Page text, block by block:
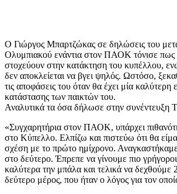
Ο Γιώργος Μπαρτζώκας σε δηλώσεις του
Ολυμπιακού ενάντια στον ΠΑΟΚ τόνισε πως
στοχεύουν στην κατάκτηση του κυπέλλου,
δεν αποκλείεται να βγει ψηλός. Ωστόσο,
τις αποφάσεις του όταν θα έχει μία καλύτερη
κατάστασης των παικτών του.
Αναλυτικά τα όσα δήλωσε στην συνέντευξη
«Συγχαρητήρια στον ΠΑΟΚ, υπάρχει
στο Κύπελλο. Ελπίζω και πιστεύω ότι θα
σχέση με το πρώτο ημίχρονο.
στο δεύτερο. Έπρεπε να γίνουμε πιο
καλύτερα την μπάλα και τελικά να δεχθούμε
δεύτερο μέρος, που ήταν ο λόγος για τον